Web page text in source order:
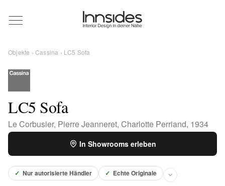
Magazin
Showrooms
Objekte
Objekte ›Cassina › LC5 Sofa
LC5 Sofa
Le Corbusier, Pierre Jeanneret, Charlotte Perriand, 1934
In Showrooms erleben
✓ Nur autorisierte Händler ✓ Echte Originale